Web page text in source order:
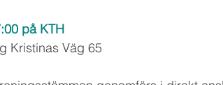
på KTH
Kristinas Väg 65